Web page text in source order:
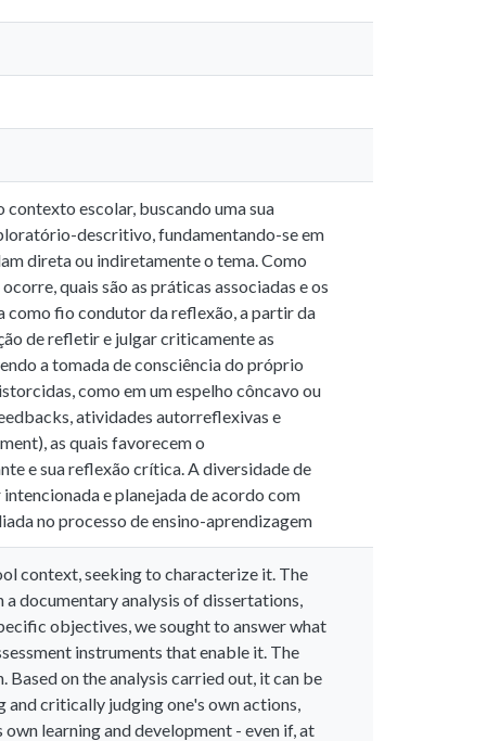
escolar, buscando uma sua
descritivo, fundamentando-se em
direta ou indiretamente o tema. Como
quais são as práticas associadas e os
como fio condutor da reflexão, a partir da
de refletir e julgar criticamente as
a tomada de consciência do próprio
como em um espelho côncavo ou
atividades autorreflexivas e
as quais favorecem o
e sua reflexão crítica. A diversidade de
e planejada de acordo com
no processo de ensino-aprendizagem
context, seeking to characterize it. The
documentary analysis of dissertations,
objectives, we sought to answer what
instruments that enable it. The
on the analysis carried out, it can be
critically judging one's own actions,
learning and development - even if, at